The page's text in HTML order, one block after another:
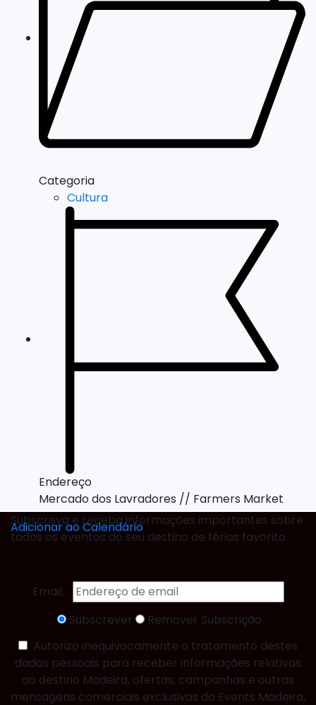
Categoria
Cultura
Endereço
Mercado dos Lavradores // Farmers Market
Adicionar ao Calendário
Subscreva e receba informações importantes sobre
todos os eventos do seu destino de férias favorito.
Email:
Subscrever
Remover Subscrição
Autorizo inequivocamente o tratamento destes
dados pessoais para receber informações relativas
ao destino Madeira, ofertas, campanhas e outras
mensagens comerciais exclusivas do Events Madeira,